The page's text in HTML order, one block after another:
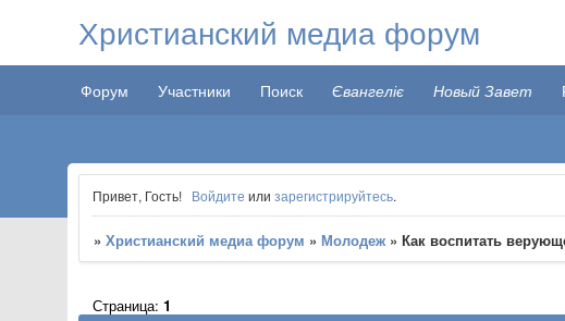
Христианский медиа форум
Форум Участники Поиск Євангеліє Новый Завет
Привет, Гость! Войдите или зарегистрируйтесь.
»Христианский медиа форум » Молодеж »Как воспитать
Страница:1